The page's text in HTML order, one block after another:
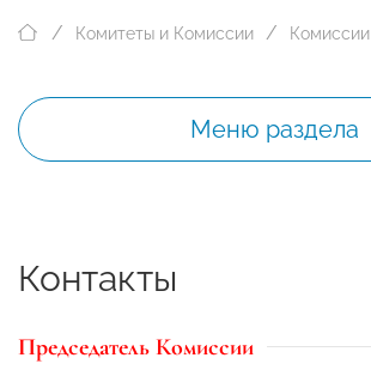
Комитеты и Комиссии Комиссии
Меню раздела
Контакты
Председатель Комиссии